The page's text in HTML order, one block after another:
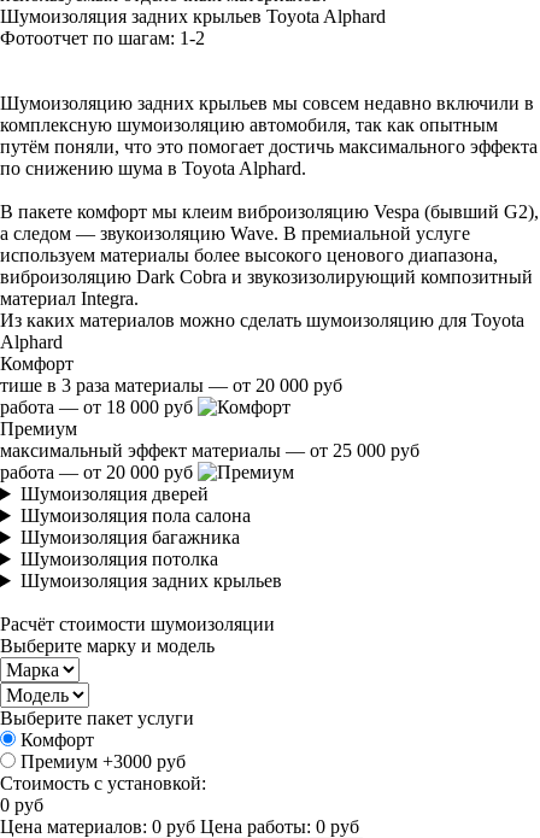
Шумоизоляция задних крыльев Toyota Alphard
Фотоотчет по шагам: 1-2
Шумоизоляцию задних крыльев мы совсем недавно включили в
комплексную шумоизоляцию автомобиля, так как опытным
путём поняли, что это помогает достичь максимального эффекта
по снижению шума в Toyota Alphard.
В пакете комфорт мы клеим виброизоляцию Vespa (бывший G2),
а следом — звукоизоляцию Wave. В премиальной услуге
используем материалы более высокого ценового диапазона,
виброизоляцию Dark Cobra и звукозизолирующий композитный
материал Integra.
Из каких материалов можно сделать шумоизоляцию для Toyota
Alphard
Комфорт
тише в 3 раза материалы — от 20 000 руб
работа — от 18 000 руб
Премиум
максимальный эффект материалы — от 25 000 руб
работа — от 20 000 руб
Шумоизоляция дверей
Шумоизоляция пола салона
Шумоизоляция багажника
Шумоизоляция потолка
Шумоизоляция задних крыльев
Расчёт стоимости шумоизоляции
Выберите марку и модель
Выберите пакет услуги
Комфорт
Премиум +3000 руб
Стоимость с установкой:
0 руб
Цена материалов: 0 руб Цена работы: 0 руб